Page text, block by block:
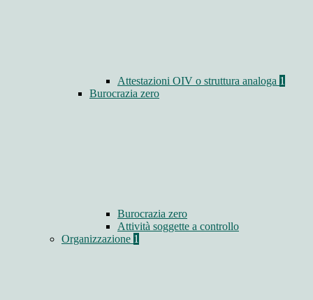
Attestazioni OIV o struttura analoga 1
Burocrazia zero
Burocrazia zero
Attività soggette a controllo
Organizzazione 1